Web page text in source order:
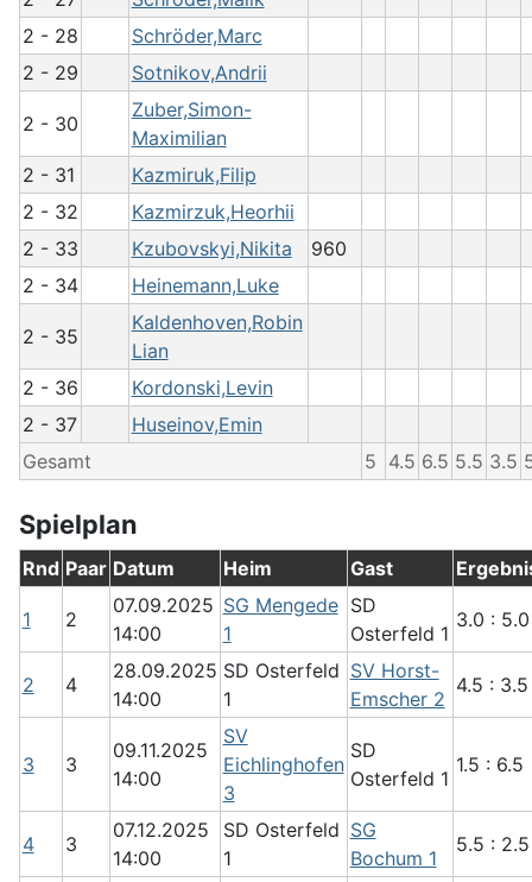
2 - 28
Schröder,Marc
2 - 29
Sotnikov,Andrii
2 - 30
Zuber,Simon-
Maximilian
2 - 31
Kazmiruk,Filip
2 - 32
Kazmirzuk,Heorhii
2 - 33
Kzubovskyi,Nikita
960
2 - 34
Heinemann,Luke
2 - 35
Kaldenhoven,Robin
Lian
2 - 36
Kordonski,Levin
2 - 37
Huseinov,Emin
Gesamt
5 4.5 6.5 5.5 3.5
Spielplan
Rnd Paar Datum Heim Gast
1 2
07.09.2025
14:00
SG Mengede
1
SD
Osterfeld 1
3.0 : 5.0
2 4
28.09.2025
14:00
SD Osterfeld
1
SV Horst-
Emscher 2
4.5 : 3.5
3 3
09.11.2025
14:00
SV
Eichlinghofen
3
SD
Osterfeld 1
1.5 : 6.5
4 3
07.12.2025
14:00
SD Osterfeld
1
SG
Bochum 1
5.5 : 2.5